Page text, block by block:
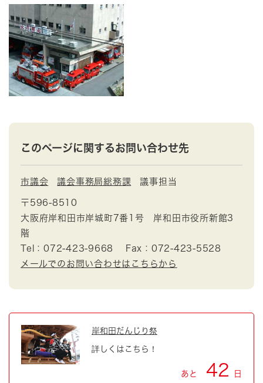
このページに関するお問い合わせ先
市議会 議会事務局総務課 議事担当
〒596-8510
大阪府岸和田市岸城町7番1号 岸和田市役所新館3
階
Tel：072-423-9668
Fax：072-423-5528
メールでのお問い合わせはこちらから
岸和田だんじり祭
詳しくはこちら！
あと 42 日